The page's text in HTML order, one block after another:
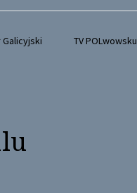
Galicyjski TV POLwowsku